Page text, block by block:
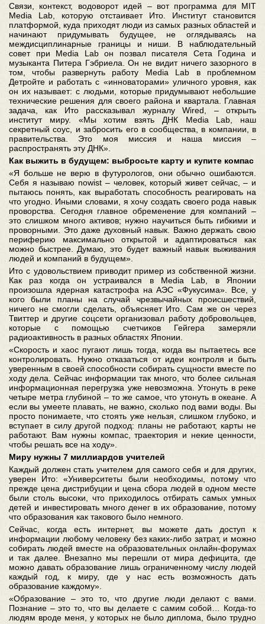
Связи, контекст, водоворот идей – вот программа для MIT
Media Lab, которую отстаивает Ито. Институт становится
платформой, куда приходят люди из самых разных областей и
начинают придумывать будущее, не оглядываясь на
междисциплинарные границы и ниши. В наблюдательный
совет при Media Lab он позвал писателя Сета Година и
музыканта Питера Гэбриела. Он не видит ничего зазорного в
том, чтобы развернуть работу Media Lab в проблемном
Детройте и работать с «инноваторами» уличного уровня, как
он их называет: с людьми, которые придумывают небольшие
технические решения для своего района и квартала. Главная
задача, как Ито рассказывал журналу Wired, – открыть
институт миру. «Мы хотим взять ДНК Media Lab, наш
секретный соус, и забросить его в сообщества, в компании, в
правительства. Это моя миссия и наша миссия –
распространять эту ДНК».
Как выжить в будущем: выбросьте карту и купите компас
«Я больше не верю в футурологов, они обычно ошибаются.
Себя я называю nowist – человек, который живет сейчас, – и
пытаюсь понять, как выработать способность реагировать на
что угодно. Иными словами, я хочу создать своего рода навык
проворства. Сегодня главное обременение для компаний –
это слишком много активов; нужно научиться быть гибкими и
проворными. Это даже духовный навык. Важно держать свою
периферию максимально открытой и адаптироваться как
можно быстрее. Думаю, это будет важный навык выживания
людей и компаний в будущем».
Ито с удовольствием приводит пример из собственной жизни.
Как раз когда он устраивался в Media Lab, в Японии
произошла ядерная катастрофа на АЭС «Фукусима». Все, у
кого были планы на случай чрезвычайных происшествий,
ничего не смогли сделать, объясняет Ито. Сам же он через
Твиттер и другие соцсети организовал работу добровольцев,
которые с помощью счетчиков Гейгера замеряли
радиоактивность в разных областях Японии.
«Скорость и хаос пугают лишь тогда, когда вы пытаетесь все
контролировать. Нужно отказаться от идеи контроля и быть
уверенным в своей способности собирать сущности вместе по
ходу дела. Сейчас информации так много, что более сильная
информационная перегрузка уже невозможна. Утонуть в реке
четыре метра глубиной – то же самое, что утонуть в океане. А
если вы умеете плавать, не важно, сколько под вами воды. Вы
просто понимаете, что стоять уже нельзя, слишком глубоко, и
вступает в силу другой подход: планы не работают, карты не
работают. Вам нужны компас, траектория и некие ценности,
чтобы решать все на ходу».
Миру нужны 7 миллиардов учителей
Каждый должен стать учителем для самого себя и для других,
уверен Ито: «Университеты были необходимы, потому что
прежде цена дистрибуции и цена сбора людей в одном месте
были столь высоки, что приходилось отбирать самых умных
детей и инвестировать много денег в их образование, потому
что образования как такового было немного.
Сейчас, когда есть интернет, вы можете дать доступ к
информации любому человеку без каких-либо затрат, и можно
собирать людей вместе на образовательных онлайн-форумах
и так далее. Внезапно мы перешли от мира дефицита, где
можно давать образование лишь ограниченному числу людей
каждый год, к миру, где у нас есть возможность дать
образование каждому».
«Образование – это то, что другие люди делают с вами.
Познание – это то, что вы делаете с самим собой… Когда-то
людям вроде меня, у которых не было диплома, было трудно